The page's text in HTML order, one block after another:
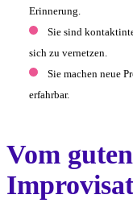
Erinnerung.
Sie sind
sich zu vernetzen.
Sie machen neue
erfahrbar.
Vom